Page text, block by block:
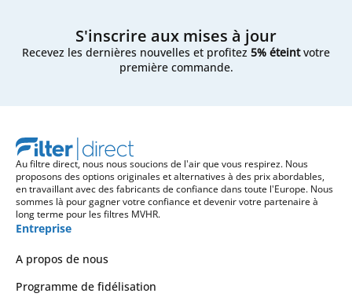
S'inscrire aux mises à jour
Recevez les dernières nouvelles et profitez 5% éteintvotre
première commande.
Au filtre direct, nous nous soucions de l'air que vous respirez. Nous
proposons des options originales et alternatives à des prix abordables,
en travaillant avec des fabricants de confiance dans toute l'Europe. Nous
sommes là pour gagner votre confiance et devenir votre partenaire à
long terme pour les filtres MVHR.
Entreprise
A propos de nous
Programme de fidélisation